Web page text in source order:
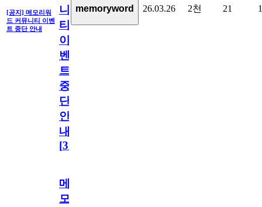
[공지] 메모리워
드 커뮤니티 이벤
트 중단 안내
니
티
이
벤
트
중
단
안
내
[31
memoryword 26.03.26 2천 21 1
메
모